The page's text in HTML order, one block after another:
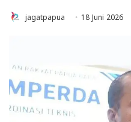
jagatpapua 18 Juni 2026